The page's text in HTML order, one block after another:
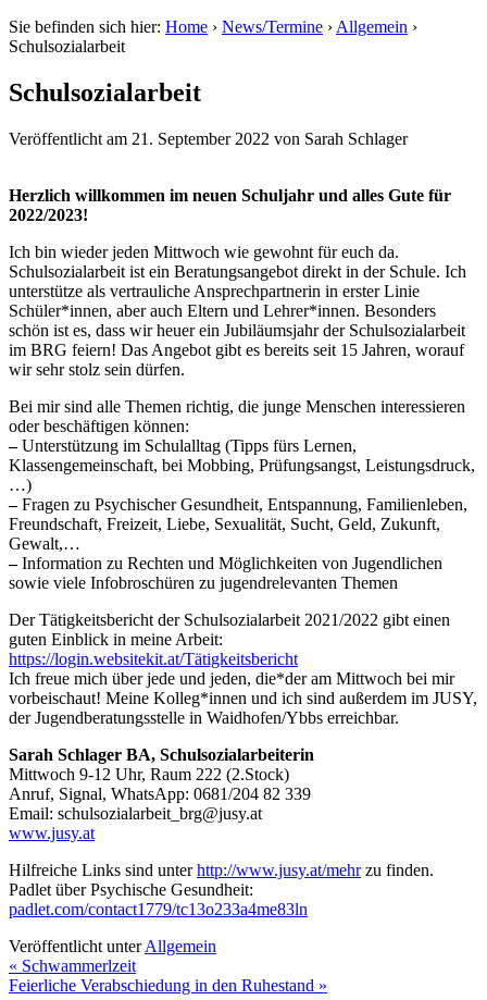
Sie befinden sich hier: Home › News/Termine › Allgemein ›
Schulsozialarbeit
Schulsozialarbeit
Veröffentlicht am 21. September 2022 von Sarah Schlager
Herzlich willkommen im neuen Schuljahr und alles Gute für
2022/2023!
Ich bin wieder jeden Mittwoch wie gewohnt für euch da.
Schulsozialarbeit ist ein Beratungsangebot direkt in der Schule. Ich
unterstütze als vertrauliche Ansprechpartnerin in erster Linie
Schüler*innen, aber auch Eltern und Lehrer*innen. Besonders
schön ist es, dass wir heuer ein Jubiläumsjahr der Schulsozialarbeit
im BRG feiern! Das Angebot gibt es bereits seit 15 Jahren, worauf
wir sehr stolz sein dürfen.
Bei mir sind alle Themen richtig, die junge Menschen interessieren
oder beschäftigen können:
–Unterstützung im Schulalltag (Tipps fürs Lernen,
Klassengemeinschaft, bei Mobbing, Prüfungsangst, Leistungsdruck,
…)
–Fragen zu Psychischer Gesundheit, Entspannung, Familienleben,
Freundschaft, Freizeit, Liebe, Sexualität, Sucht, Geld, Zukunft,
Gewalt,…
–Information zu Rechten und Möglichkeiten von Jugendlichen
sowie viele Infobroschüren zu jugendrelevanten Themen
Der Tätigkeitsbericht der Schulsozialarbeit 2021/2022 gibt einen
guten Einblick in meine Arbeit:
https://login.websitekit.at/Tätigkeitsbericht
Ich freue mich über jede und jeden, die*der am Mittwoch bei mir
vorbeischaut! Meine Kolleg*innen und ich sind außerdem im JUSY,
der Jugendberatungsstelle in Waidhofen/Ybbs erreichbar.
Sarah Schlager BA, Schulsozialarbeiterin
Mittwoch 9-12 Uhr, Raum 222 (2.Stock)
Anruf, Signal, WhatsApp: 0681/204 82 339
Email: schulsozialarbeit_brg@jusy.at
www.jusy.at
Hilfreiche Links sind unterhttp://www.jusy.at/mehrzu finden.
Padlet über Psychische Gesundheit:
padlet.com/contact1779/tc13o233a4me83ln
Veröffentlicht unterAllgemein
« Schwammerlzeit
Feierliche Verabschiedung in den Ruhestand »